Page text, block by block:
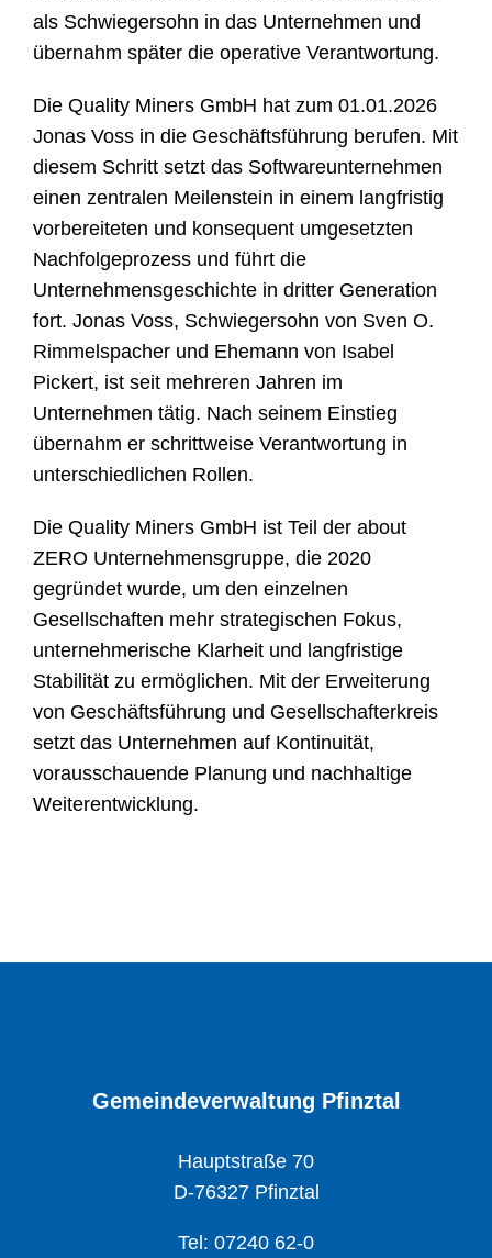
als Schwiegersohn in das Unternehmen und
übernahm später die operative Verantwortung.
Die Quality Miners GmbH hat zum 01.01.2026
Jonas Voss in die Geschäftsführung berufen. Mit
diesem Schritt setzt das Softwareunternehmen
einen zentralen Meilenstein in einem langfristig
vorbereiteten und konsequent umgesetzten
Nachfolgeprozess und führt die
Unternehmensgeschichte in dritter Generation
fort. Jonas Voss, Schwiegersohn von Sven O.
Rimmelspacher und Ehemann von Isabel
Pickert, ist seit mehreren Jahren im
Unternehmen tätig. Nach seinem Einstieg
übernahm er schrittweise Verantwortung in
unterschiedlichen Rollen.
Die Quality Miners GmbH ist Teil der about
ZERO Unternehmensgruppe, die 2020
gegründet wurde, um den einzelnen
Gesellschaften mehr strategischen Fokus,
unternehmerische Klarheit und langfristige
Stabilität zu ermöglichen. Mit der Erweiterung
von Geschäftsführung und Gesellschafterkreis
setzt das Unternehmen auf Kontinuität,
vorausschauende Planung und nachhaltige
Weiterentwicklung.
Gemeindeverwaltung Pfinztal
Hauptstraße 70
D-76327 Pfinztal
Tel: 07240 62-0